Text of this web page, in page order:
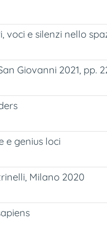
voci e silenzi nello
Giovanni 2021, pp.
e genius loci
Milano 2020